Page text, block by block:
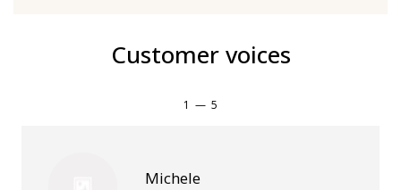
Customer voices
1 — 5
Michele